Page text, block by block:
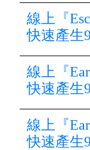
線上『
快速產生
線上『
快速產生
線上『
快速產生